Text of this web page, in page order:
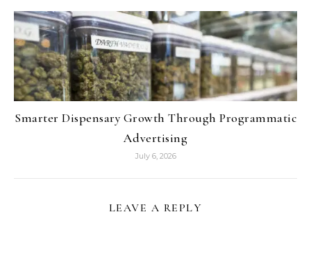
Smarter Dispensary Growth Through Programmatic
Advertising
July 6, 2026
LEAVE A REPLY